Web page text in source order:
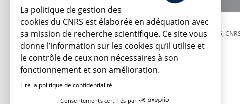
© 2026,
La politique de gestion des
cookies du CNRS est élaborée en adéquation avec
sa mission de recherche scientifique. Ce site vous
donne l’information sur les cookies qu’il utilise et
le contrôle de ceux non nécessaires à son
fonctionnement et son amélioration.
Lire la politique de confidentialité
Consentements certifiés par